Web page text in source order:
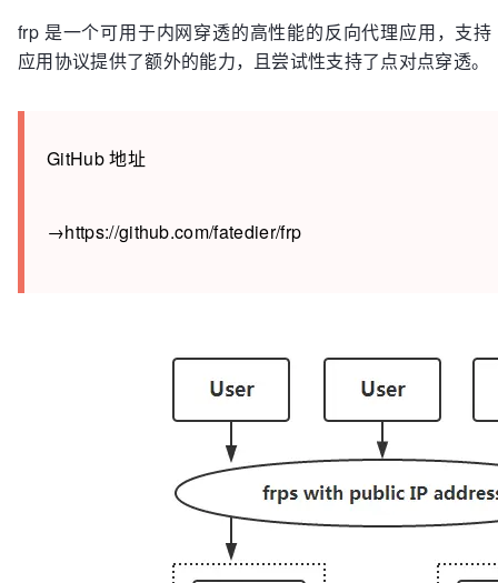
frp 是一个可用于内网穿透的高性能的反向代理应用，支
应用协议提供了额外的能力，且尝试性支持了点对点穿透。
GitHub 地址
→https://github.com/fatedier/frp